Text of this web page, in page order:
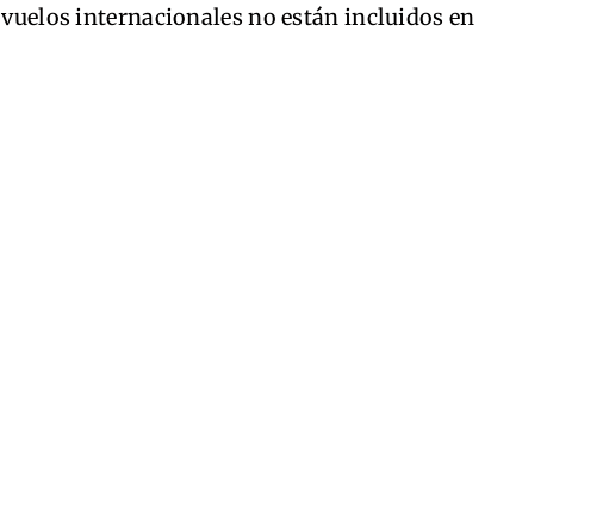
internacionales no están incluidos en